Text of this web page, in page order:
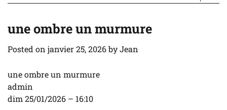
une ombre un murmure
Posted on janvier 25, 2026byJean
une ombre un murmure
admin
dim 25/01/2026 – 16:10